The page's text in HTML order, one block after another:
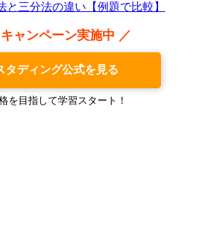
と三分法の違い【例題で比較】
ャンペーン実施中 ／
タディング公式を見る
を目指して学習スタート！